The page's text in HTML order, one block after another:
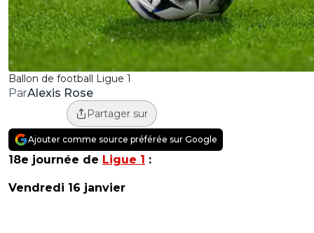
Ballon de football Ligue 1
ParAlexis Rose
Partager sur
Ajouter comme source préférée sur Google
18e journée de Ligue 1 :
Vendredi 16 janvier